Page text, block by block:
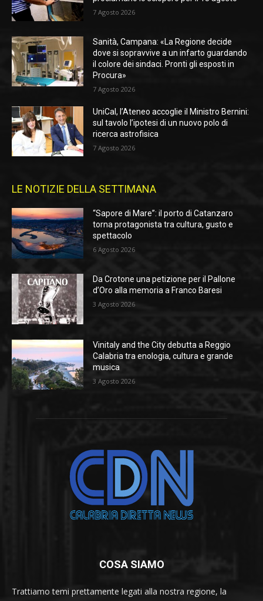
7 Agosto 2026
Sanità, Campana: «La Regione decide
dove si sopravvive a un infarto guardando
il colore dei sindaci. Pronti gli esposti in
Procura»
7 Agosto 2026
UniCal, l’Ateneo accoglie il Ministro Bernini:
sul tavolo l’ipotesi di un nuovo polo di
ricerca astrofisica
7 Agosto 2026
LE NOTIZIE DELLA SETTIMANA
“Sapore di Mare”: il porto di Catanzaro
torna protagonista tra cultura, gusto e
spettacolo
6 Agosto 2026
Da Crotone una petizione per il Pallone
d’Oro alla memoria a Franco Baresi
3 Agosto 2026
Vinitaly and the City debutta a Reggio
Calabria tra enologia, cultura e grande
musica
3 Agosto 2026
COSA SIAMO
Trattiamo temi prettamente legati alla nostra regione, la